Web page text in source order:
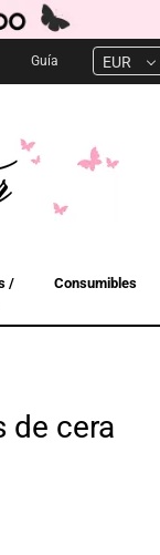
Guía EUR
/
Consumibles
de cera